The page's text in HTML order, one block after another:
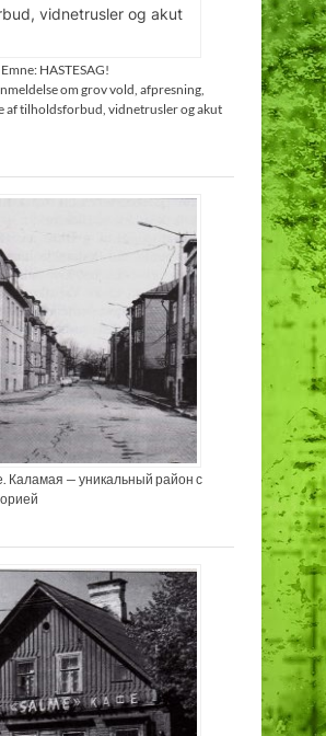
HASTESAG!
om grov vold, afpresning,
af tilholdsforbud, vidnetrusler og akut
Каламая — уникальный район с